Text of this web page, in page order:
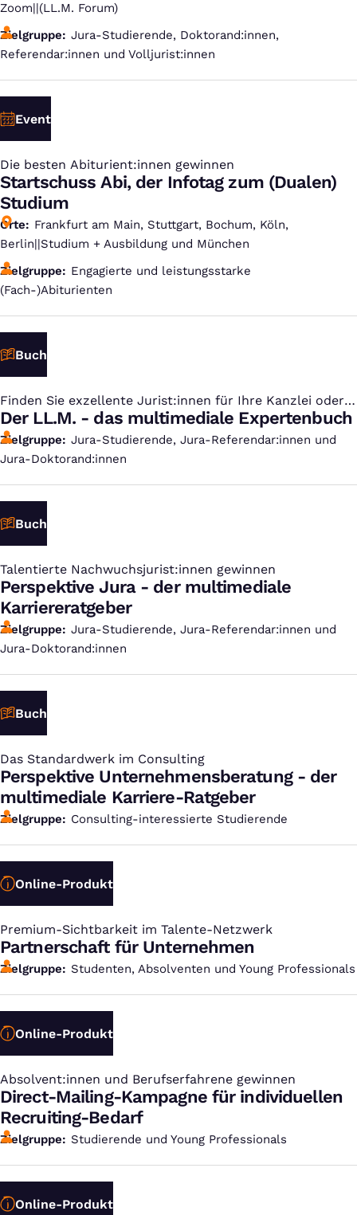
Zoom||(LL.M. Forum)
Zielgruppe
Jura-Studierende, Doktorand:innen,
Referendar:innen und Volljurist:innen
Event
Die besten Abiturient:innen gewinnen
:
Startschuss Abi, der Infotag zum (Dualen)
Studium
Orte
Frankfurt am Main, Stuttgart, Bochum, Köln,
Berlin||Studium + Ausbildung und München
Zielgruppe
Engagierte und leistungsstarke
(Fach-)Abiturienten
Buch
Finden Sie exzellente Jurist:innen für Ihre Kanzlei oder
Ihr Unternehmen
:
Der LL.M. - das multimediale Expertenbuch
Zielgruppe
Jura-Studierende, Jura-Referendar:innen und
Jura-Doktorand:innen
Buch
Talentierte Nachwuchsjurist:innen gewinnen
:
Perspektive Jura - der multimediale
Karriereratgeber
Zielgruppe
Jura-Studierende, Jura-Referendar:innen und
Jura-Doktorand:innen
Buch
Das Standardwerk im Consulting
:
Perspektive Unternehmensberatung - der
multimediale Karriere-Ratgeber
Zielgruppe Consulting-interessierte Studierende
Online-Produkt
Premium-Sichtbarkeit im Talente-Netzwerk
:
Partnerschaft für Unternehmen
Zielgruppe Studenten, Absolventen und Young Professionals
Online-Produkt
Absolvent:innen und Berufserfahrene gewinnen
:
Direct-Mailing-Kampagne für individuellen
Recruiting-Bedarf
Zielgruppe Studierende und Young Professionals
Online-Produkt